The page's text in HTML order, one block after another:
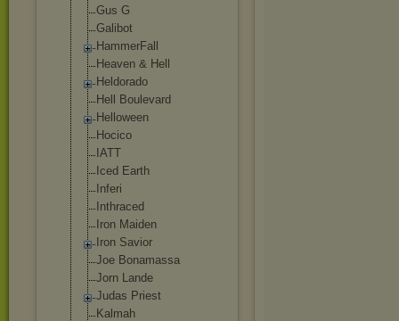
Gus G
Gаlibоt
HammerFall
Heaven & Hell
Heldorado
Hell Boulevard
Helloween
Hocico
IATT
Iced Earth
Inferi
Inthraced
Iron Maiden
Iron Savior
Joe Bonamassa
Jorn Lande
Judas Priest
Kalmah